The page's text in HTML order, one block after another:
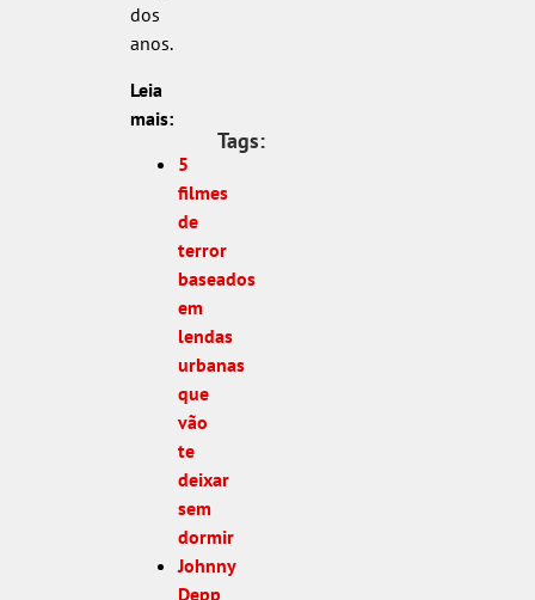
dos
anos.
Leia
mais:
5
filmes
de
terror
baseados
em
lendas
urbanas
que
vão
te
deixar
sem
dormir
Johnny
Depp
Tags: